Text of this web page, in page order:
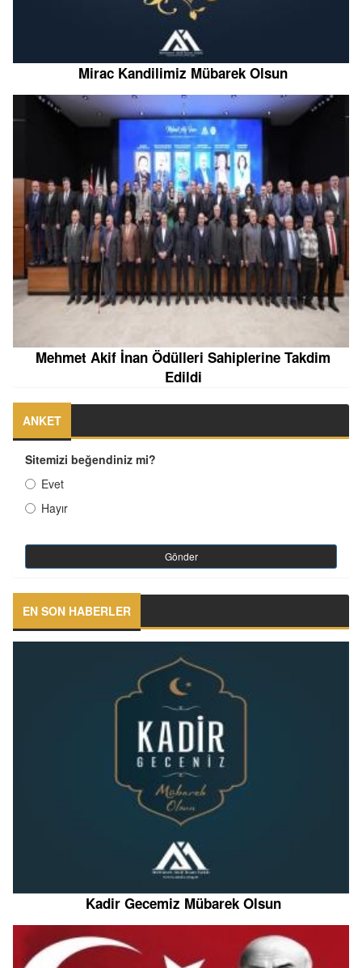
Mirac Kandilimiz Mübarek Olsun
Mehmet Akif İnan Ödülleri Sahiplerine Takdim
Edildi
ANKET
Sitemizi beğendiniz mi?
Evet
Hayır
Gönder
EN SON HABERLER
Kadir Gecemiz Mübarek Olsun